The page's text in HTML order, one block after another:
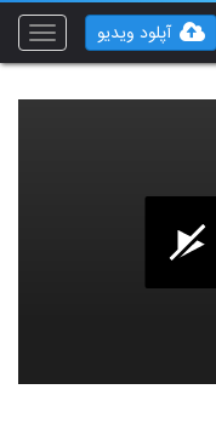
Toggle
آپلود ویدیو